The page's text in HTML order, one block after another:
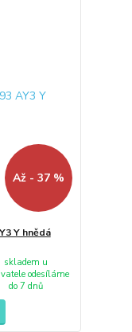
Až - 37 %
Y hnědá
skladem u
odesíláme
do 7 dnů